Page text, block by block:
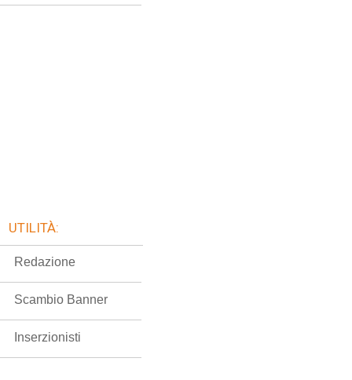
UTILITÀ:
Redazione
Scambio Banner
Inserzionisti